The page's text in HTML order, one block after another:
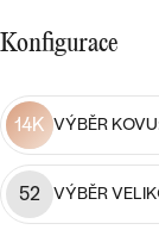
LAB-
BAREVNÝ
ČERNÝ
ZLATO
STŘÍBRO
PLATINA
S
DLE CENY
CENOVĚ
DLE
S
S
S PERLAMI
S
S PERLAMI
Konfigurace
14K VÝBĚR
52 VÝBĚR